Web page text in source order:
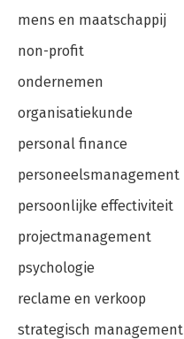
mens en maatschappij
non-profit
ondernemen
organisatiekunde
personal finance
personeelsmanagement
persoonlijke effectiviteit
projectmanagement
psychologie
reclame en verkoop
strategisch management